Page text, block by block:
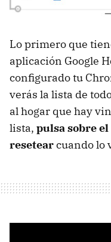
Lo primero que
aplicación Google
configurado tu
verás la lista de
al hogar que hay
lista, pulsa sobre
resetearcuando lo